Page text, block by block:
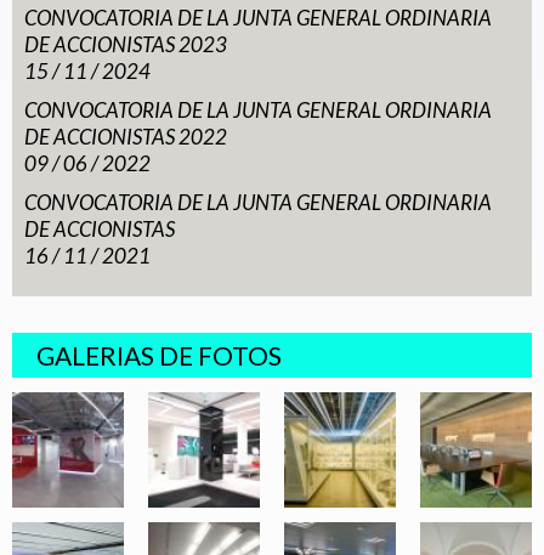
CONVOCATORIA DE LA JUNTA GENERAL ORDINARIA
DE ACCIONISTAS 2023
15 / 11 / 2024
CONVOCATORIA DE LA JUNTA GENERAL ORDINARIA
DE ACCIONISTAS 2022
09 / 06 / 2022
CONVOCATORIA DE LA JUNTA GENERAL ORDINARIA
DE ACCIONISTAS
16 / 11 / 2021
GALERIAS DE FOTOS